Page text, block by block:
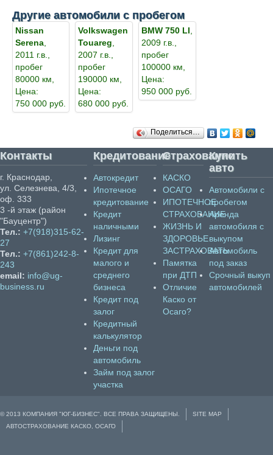
Другие автомобили с пробегом
Nissan
Serena,
2011 г.в.,
пробег
80000 км,
Цена:
750 000 руб.
Volkswagen
Touareg,
2007 г.в.,
пробег
190000 км,
Цена:
680 000 руб.
BMW 750 LI,
2009 г.в.,
пробег
100000 км,
Цена:
950 000 руб.
Поделиться…
Контакты
г. Краснодар,
ул. Селезнева, 4/3,
оф. 333
3 -й этаж (район
"Бауцентр")
Тел.: +7(918)315-62-
27
Тел.: +7(861)242-8-
243
email: info@ug-
business.ru
Кредитование
Автокредит
Ипотечное
кредитование
Кредит
наличными
Лизинг
Кредит для
малого и
среднего
бизнеса
Кредит под
залог
Кредитный
калькулятор
Деньги под
автомобиль
Займ под залог
участка
Страхование
КАСКО
ОСАГО
ИПОТЕЧНОЕ
СТРАХОВАНИЕ
ЖИЗНЬ И
ЗДОРОВЬЕ
ЗАСТРАХОВАТЬ
Памятка
при ДТП
Отличие
Каско от
Осаго?
Купить
авто
Автомобили с
пробегом
Аренда
автомобиля с
выкупом
Автомобиль
под заказ
Срочный выкуп
автомобилей
© 2013 КОМПАНИЯ "ЮГ-БИЗНЕС". ВСЕ ПРАВА ЗАЩИЩЕНЫ.
SITE MAP
АВТОСТРАХОВАНИЕ КАСКО, ОСАГО